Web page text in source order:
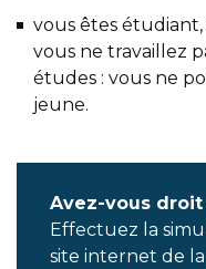
vous êtes étudiant,
vous ne travaillez
études : vous ne
jeune.
Avez-vous droit
Effectuez la
site internet de la